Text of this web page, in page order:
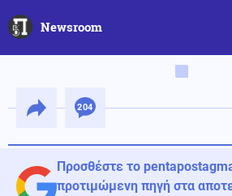
Newsroom
204
Προσθέστε το
προτιμώμενη πηγή στα